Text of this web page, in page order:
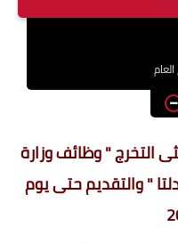
التخرج " وظائف وزارة
" والتقديم حتى يوم